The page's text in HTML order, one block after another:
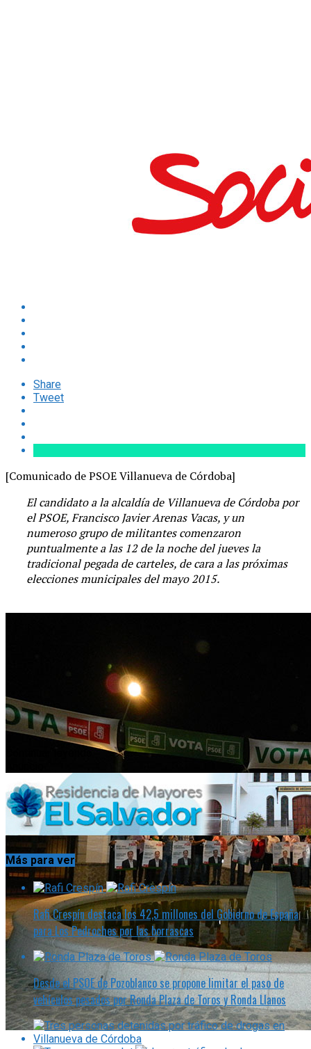
Share
Tweet
[Comunicado de PSOE Villanueva de Córdoba]
El candidato a la alcaldía de Villanueva de Córdoba por
el PSOE, Francisco Javier Arenas Vacas, y un
numeroso grupo de militantes comenzaron
puntualmente a las 12 de la noche del jueves la
tradicional pegada de carteles, de cara a las próximas
elecciones municipales del mayo 2015.
Más para ver
Rafi Crespín destaca los 42,5 millones del Gobierno de España
para Los Pedroches por las borrascas
Desde el PSOE de Pozoblanco se propone limitar el paso de
vehículos pesados por Ronda Plaza de Toros y Ronda Llanos